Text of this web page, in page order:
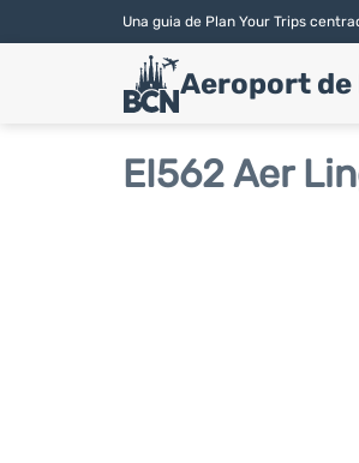
Una guia de Plan Your Trips
Aeroport de
EI562 Aer